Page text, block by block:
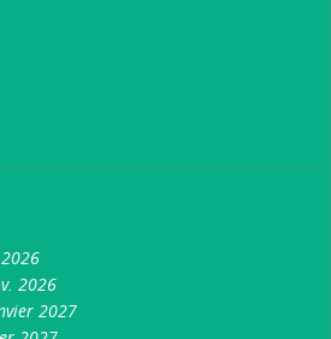
2026
2027